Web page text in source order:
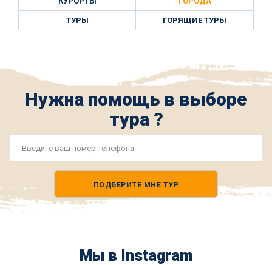
ТУРЫ ГОРЯЩИЕ ТУРЫ
Нужна помощь в выборе
тура ?
ПОДБЕРИТЕ МНЕ ТУР
Мы в Instagram